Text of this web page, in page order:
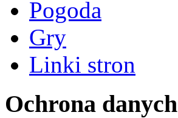
Pogoda
Gry
Linki stron
Ochrona danych